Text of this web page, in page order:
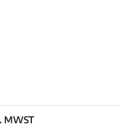
MWST